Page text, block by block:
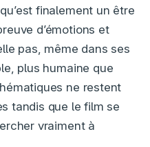
finalement un être
d’émotions et
pas, même dans ses
plus humaine que
ne restent
tandis que le film se
vraiment à